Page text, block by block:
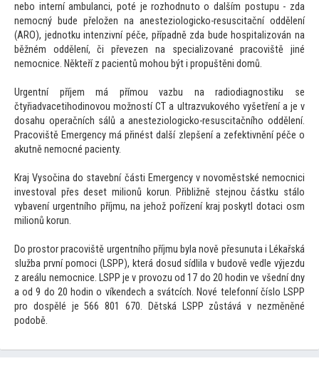
nebo interní ambulanci, poté je rozhodnuto o dalším postupu - zda
nemocný bude přeložen na anesteziologicko-resuscitační oddělení
(ARO), jednotku intenzivní péče, případně zda bude hospitalizován na
běžném oddělení, či převezen na specializované pracoviště jiné
nemocnice. Někteří z pacientů mohou být i propuštěni domů.
Urgentní příjem má přímou vazbu na radiodiagnostiku se
čtyřiadvacetihodinovou možností CT a ultrazvukového vyšetření a je v
dosahu operačních sálů a anesteziologicko-resuscitačního oddělení.
Pracoviště Emergency má přinést další zlepšení a zefektivnění péče o
akutně nemocné pacienty.
Kraj Vysočina do stavební části Emergency v novoměstské nemocnici
investoval přes deset milionů korun. Přibližně stejnou částku stálo
vybavení urgentního příjmu, na jehož pořízení kraj poskytl dotaci osm
milionů korun.
Do prostor pracoviště urgentního příjmu byla nově přesunuta i Lékařská
služba první pomoci (LSPP), která dosud sídlila v budově vedle výjezdu
z areálu nemocnice. LSPP je v provozu od 17 do 20 hodin ve všední dny
a od 9 do 20 hodin o víkendech a svátcích. Nové telefonní číslo LSPP
pro dospělé je 566 801 670. Dětská LSPP zůstává v nezměněné
podobě.